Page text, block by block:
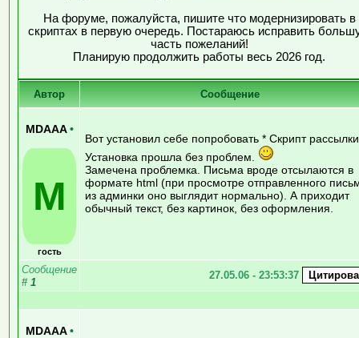
На форуме, пожалуйста, пишите что модернизировать в
скриптах в первую очередь. Постараюсь исправить
часть пожеланий!
Планирую продолжить работы весь 2026 год.
Автор Сообщение
MDAAA •
M
гость
Вот установил себе попробовать * Скрипт
Установка прошла без проблем.
Замечена проблемка. Письма вроде отсылаются в
формате html (при просмотре отправленного
из админки оно выглядит нормально). А приходит
обычный текст, без картинок, без оформления.
Сообщение
# 1
27.05.06 - 23:53:37
MDAAA •